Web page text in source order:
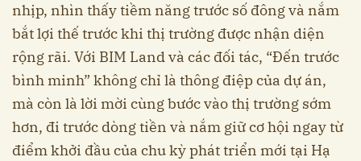
nhịp, nhìn thấy tiềm năng trước số đông và nắm
bắt lợi thế trước khi thị trường được nhận diện
rộng rãi. Với BIM Land và các đối tác, “Đến trước
bình minh” không chỉ là thông điệp của dự án,
mà còn là lời mời cùng bước vào thị trường sớm
hơn, đi trước dòng tiền và nắm giữ cơ hội ngay từ
điểm khởi đầu của chu kỳ phát triển mới tại Hạ